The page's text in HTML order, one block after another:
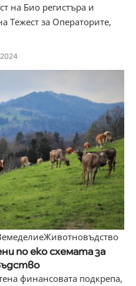
на Био регистъра и
Тежест за Операторите,
Животновъдство
по еко схемата за
финансовата подкрепа,